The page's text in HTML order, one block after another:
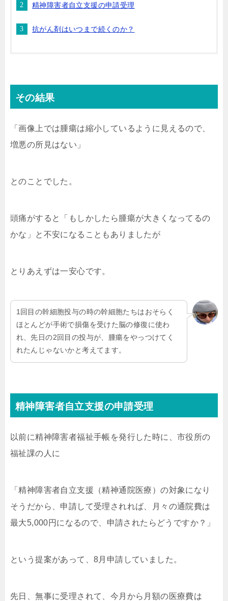
精神障害者自立支援の申請受理
抗がん剤はいつまで続くのか？
その結果
「画像上では腫瘍は縮小しているように見えるので、
増悪の所見はない」
とのことでした。
頭痛がすると「もしかしたら腫瘍が大きくなってるの
かな」と不安になることもありましたが
とりあえずは一安心です。
1回目の幹細胞投与の時の幹細胞たちはおそらく
ほとんどが手術で損傷を受けた脳の修復に使わ
れ、先日の2回目の投与が、腫瘍をやっつけてく
れたんじゃないかと考えてます。
精神障害者自立支援の申請受理
以前に精神障害者福祉手帳を発行した時に、市役所の
福祉課の人に
「精神障害者自立支援（精神通院医療）の対象になり
そうだから、申請して受理されれば、月々の通院費は
最大5,000円になるので、申請されたらどうですか？」
という提案があって、8月申請していました。
先日、無事に受理されて、今月から月額の医療費は